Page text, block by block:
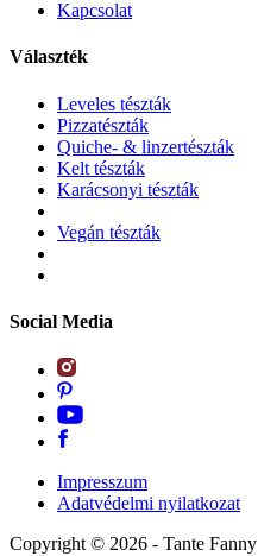
Kapcsolat
Választék
Leveles tészták
Pizzatészták
Quiche- & linzertészták
Kelt tészták
Karácsonyi tészták
Vegán tészták
Social Media
Impresszum
Adatvédelmi nyilatkozat
Copyright © 2026 - Tante Fanny